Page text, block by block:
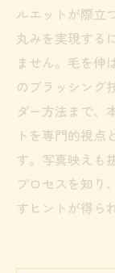
ルエットが際立
丸みを実現する
ません。毛を伸
のブラッシング
ダー方法まで、
トを専門的視点
す。写真映えも
プロセスを知り
すヒントが得ら